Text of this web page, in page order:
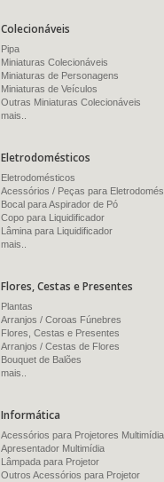
Colecionáveis
Pipa
Miniaturas Colecionáveis
Miniaturas de Personagens
Miniaturas de Veículos
Outras Miniaturas Colecionáveis
mais..
Eletrodomésticos
Eletrodomésticos
Acessórios / Peças para
Bocal para Aspirador de Pó
Copo para Liquidificador
Lâmina para Liquidificador
mais..
Flores, Cestas e Presentes
Plantas
Arranjos / Coroas Fúnebres
Flores, Cestas e Presentes
Arranjos / Cestas de Flores
Bouquet de Balões
mais..
Informática
Acessórios para Projetores Multimídia
Apresentador Multimídia
Lâmpada para Projetor
Outros Acessórios para Projetor